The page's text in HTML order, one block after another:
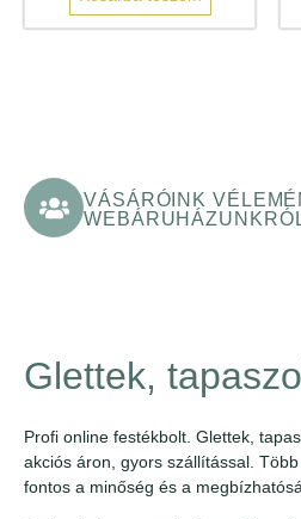
VÁSÁRÓINK
Glettek,
Profi online festékbolt. Glettek,
akciós áron, gyors szállítással.
fontos a minőség és a